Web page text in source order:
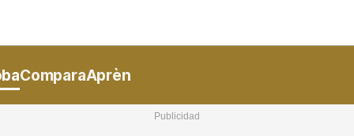
ElConstitucional
MésQueEstil
MésQueSuccessosJudiciExprés
ComparaAprèn